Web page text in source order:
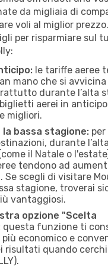
da migliaia di
voli al miglior
per risparmiare sul
le tariffe aeree
mano che si
durante l’alta
aerei in
migliori.
bassa stagione:
durante
il Natale o
tendono ad
Se scegli di visitare
stagione, troverai
vantaggiosi.
opzione "Scelta
questa funzione ti
economico e
risultati quando